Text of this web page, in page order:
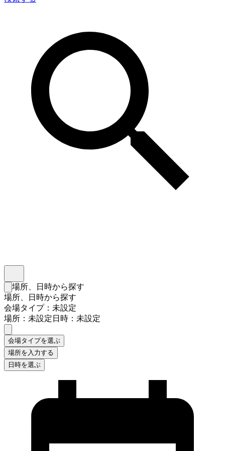
検索フォームを閉じる
場所、日時から探す
場所、日時から探す
会場タイプ：未設定
場所：未設定日時：未設定
会場タイプを選ぶ
場所を入力する
日時を選ぶ